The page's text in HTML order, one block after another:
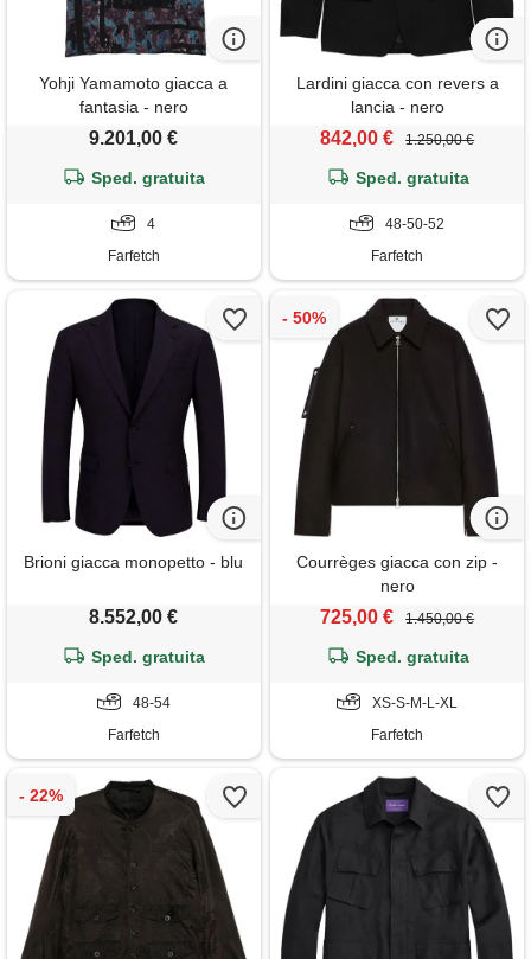
Yohji Yamamoto giacca a
fantasia - nero
9.201,00 €
Sped. gratuita
4
Farfetch
Lardini giacca con revers a
lancia - nero
842,00 € 1.250,00 €
Sped. gratuita
48-50-52
Farfetch
Brioni giacca monopetto - blu
8.552,00 €
Sped. gratuita
48-54
Farfetch
Courrèges giacca con zip -
nero
725,00 € 1.450,00 €
Sped. gratuita
XS-S-M-L-XL
Farfetch